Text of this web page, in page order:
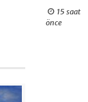
15 saat
önce